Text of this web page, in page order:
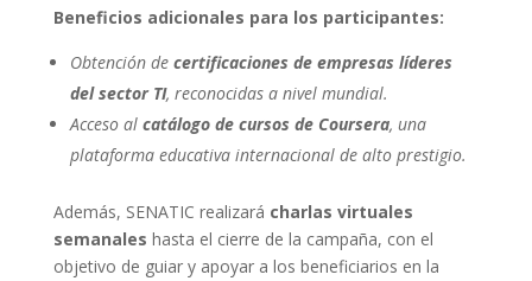
Beneficios adicionales para los participantes:
Obtención de certificaciones de empresas líderes
del sector TI, reconocidas a nivel mundial.
Acceso al catálogo de cursos de Coursera, una
plataforma educativa internacional de alto prestigio.
Además, SENATIC realizará charlas virtuales
semanales hasta el cierre de la campaña, con el
objetivo de guiar y apoyar a los beneficiarios en la